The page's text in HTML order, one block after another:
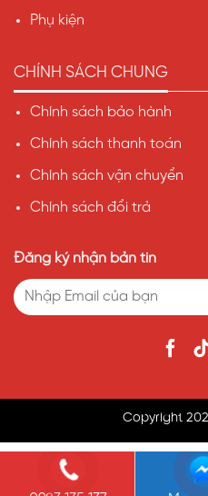
Phụ kiện
CHÍNH SÁCH CHUNG
Chính sách bảo hành
Chính sách thanh toán
Chính sách vận chuyển
Chính sách đổi trả
Đăng ký nhận bản tin
Copyright